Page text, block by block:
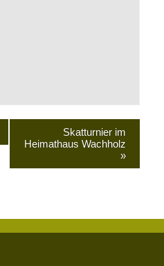
Skatturnier im
Heimathaus Wachholz
»